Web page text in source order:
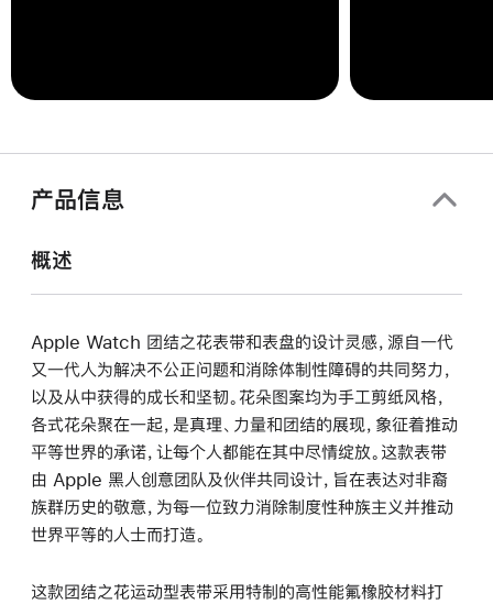
产品信息
概述
Apple Watch 团结之花表带和表盘的设计灵感，源自一代
又一代人为解决不公正问题和消除体制性障碍的共同努力，
以及从中获得的成长和坚韧。花朵图案均为手工剪纸风格，
各式花朵聚在一起，是真理、力量和团结的展现，象征着推动
平等世界的承诺，让每个人都能在其中尽情绽放。这款表带
由 Apple 黑人创意团队及伙伴共同设计，旨在表达对非裔
族群历史的敬意，为每一位致力消除制度性种族主义并推动
世界平等的人士而打造。
这款团结之花运动型表带采用特制的高性能氟橡胶材料打